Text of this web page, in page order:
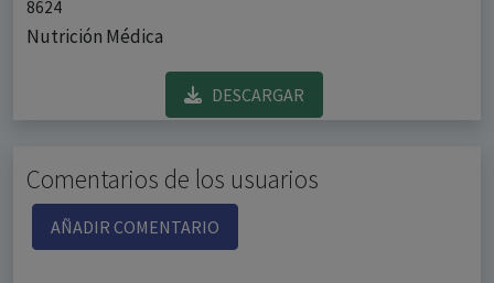
8624
Nutrición Médica
DESCARGAR
Comentarios de los usuarios
AÑADIR COMENTARIO